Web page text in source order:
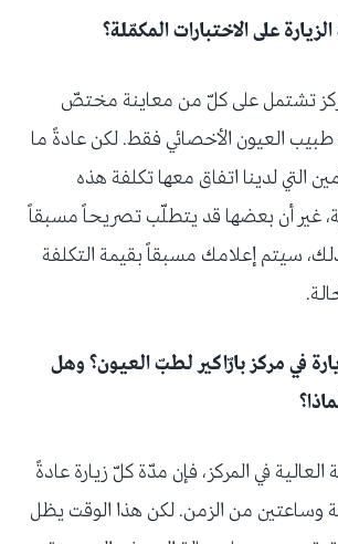
على الاختبارات المكمّلة؟
تشتمل على كلّ من معاينة مختصّ
طبيب العيون الأخصائي فقط. لكن عادةً ما
التي لدينا اتفاق معها تكلفة هذه
غير أن بعضها قد يتطلّب تصريحاً مسبقاً
سيتم إعلامك مسبقاً بقيمة التكلفة
في مركز بارّاكير لطبّ العيون؟ وهل
في المركز، فإن مدّة كلّ زيارة عادةً
وساعتين من الزمن. لكن هذا الوقت يظل